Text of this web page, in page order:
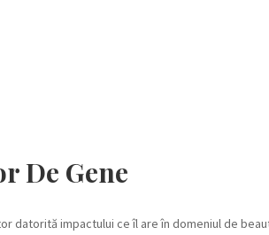
De Gene
datorită impactului ce îl are în domeniul de